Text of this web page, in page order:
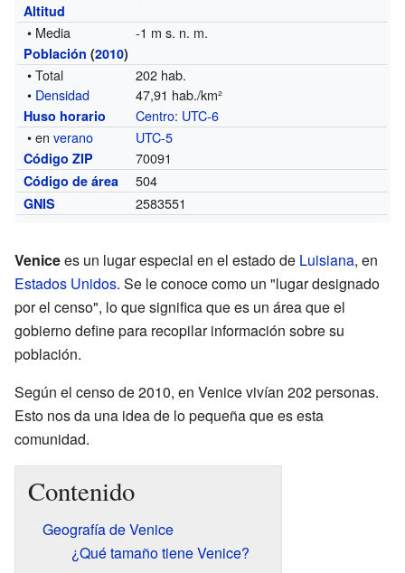
Altitud
• Media -1 m s. n. m.
Población (2010)
• Total
202 hab.
• Densidad 47,91 hab./km²
Huso horario Centro: UTC-6
• enverano UTC-5
Código ZIP 70091
Código de área 504
GNIS 2583551
Venicees un lugar especial en el estado de Luisiana, en
Estados Unidos. Se le conoce como un "lugar designado
por el censo", lo que significa que es un área que el
gobierno define para recopilar información sobre su
población.
Según el censo de 2010, en Venice vivían 202 personas.
Esto nos da una idea de lo pequeña que es esta
comunidad.
Contenido
Geografía de Venice
¿Qué tamaño tiene Venice?